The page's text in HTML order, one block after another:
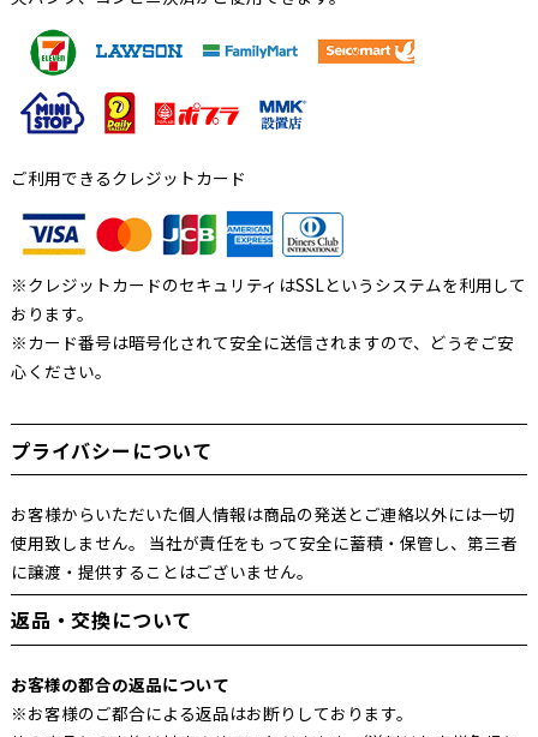
ご利用できるクレジットカード
※クレジットカードのセキュリティはSSLというシステムを利用して
おります。
※カード番号は暗号化されて安全に送信されますので、どうぞご安
心ください。
プライバシーについて
お客様からいただいた個人情報は商品の発送とご連絡以外には一切
使用致しません。 当社が責任をもって安全に蓄積・保管し、第三者
に譲渡・提供することはございません。
返品・交換について
お客様の都合の返品について
※お客様のご都合による返品はお断りしております。